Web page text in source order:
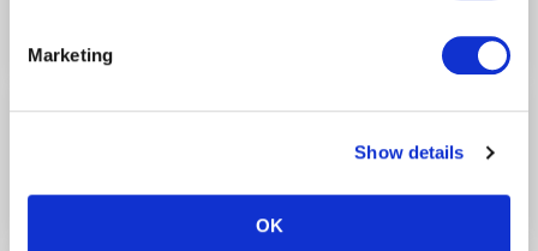
Marketing
Show details
OK